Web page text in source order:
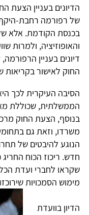
הדיונים בעניין הצעת
של רפורמה רחבת-
בכנסת הקודמת. אלא
והאופוזיציה, ולמרות
דיונים בעניין
החוק לאישור בקריאות
הסיבה העיקרית לכך
הממשלתית, שכוללת
בנוסף, הצעת החוק
משרדו, וזאת גם
הנוגע להיבטים של
חדש. ריכוז הכוח
שקראו לחברי ועדת
מימוש הסמכויות
הדיון בוועדת